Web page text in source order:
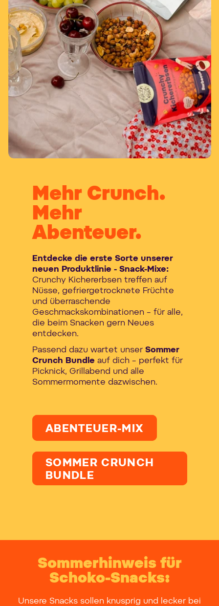
Mehr Crunch.
Mehr
Abenteuer.
Entdecke die erste Sorte unserer
neuen Produktlinie - Snack-Mixe:
Crunchy Kichererbsen treffen auf
Nüsse, gefriergetrocknete Früchte
und überraschende
Geschmackskombinationen – für alle,
die beim Snacken gern Neues
entdecken.
Passend dazu wartet unser Sommer
Crunch Bundle auf dich – perfekt für
Picknick, Grillabend und alle
Sommermomente dazwischen.
ABENTEUER-MIX
SOMMER CRUNCH
BUNDLE
Sommerhinweis für
Schoko-Snacks:
Unsere Snacks sollen knusprig und lecker bei